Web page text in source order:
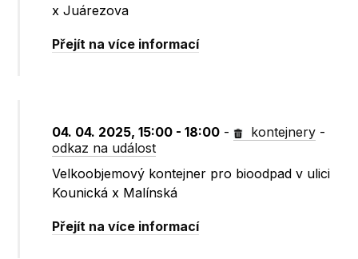
x Juárezova
Přejít na více informací
04. 04. 2025, 15:00 - 18:00 - kontejnery -
odkaz na událost
Velkoobjemový kontejner pro bioodpad v ulici
Kounická x Malínská
Přejít na více informací